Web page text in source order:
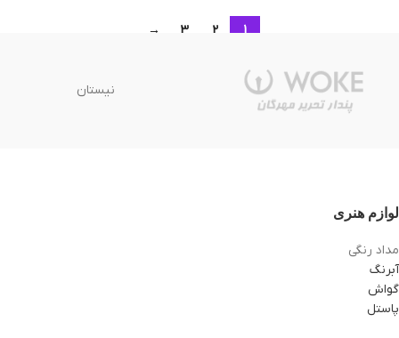
1
2
3
→
نیستان
لوازم هنری
مداد رنگی
آبرنگ
گواش
پاستل